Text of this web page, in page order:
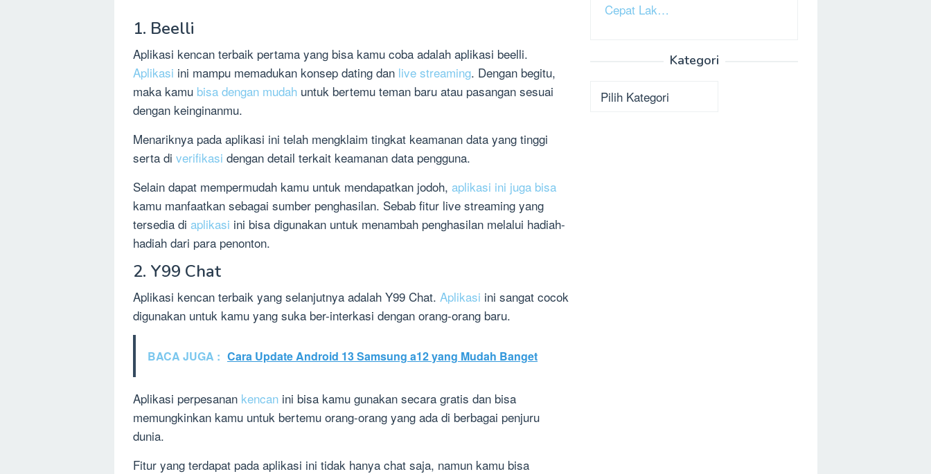
1. Beelli
Aplikasi kencan terbaik pertama yang bisa kamu coba adalah aplikasi beelli.
Aplikasi ini mampu memadukan konsep dating dan live streaming. Dengan begitu,
maka kamu bisa dengan mudah untuk bertemu teman baru atau pasangan sesuai
dengan keinginanmu.
Menariknya pada aplikasi ini telah mengklaim tingkat keamanan data yang tinggi
serta di verifikasi dengan detail terkait keamanan data pengguna.
Selain dapat mempermudah kamu untuk mendapatkan jodoh, aplikasi ini juga bisa
kamu manfaatkan sebagai sumber penghasilan. Sebab fitur live streaming yang
tersedia di aplikasi ini bisa digunakan untuk menambah penghasilan melalui hadiah-
hadiah dari para penonton.
2. Y99 Chat
Aplikasi kencan terbaik yang selanjutnya adalah Y99 Chat. Aplikasi ini sangat cocok
digunakan untuk kamu yang suka ber-interkasi dengan orang-orang baru.
BACA JUGA : Cara Update Android 13 Samsung a12 yang Mudah Banget
Aplikasi perpesanan kencan ini bisa kamu gunakan secara gratis dan bisa
memungkinkan kamu untuk bertemu orang-orang yang ada di berbagai penjuru
dunia.
Fitur yang terdapat pada aplikasi ini tidak hanya chat saja, namun kamu bisa
Cepat Lak…
Kategori
Kategori